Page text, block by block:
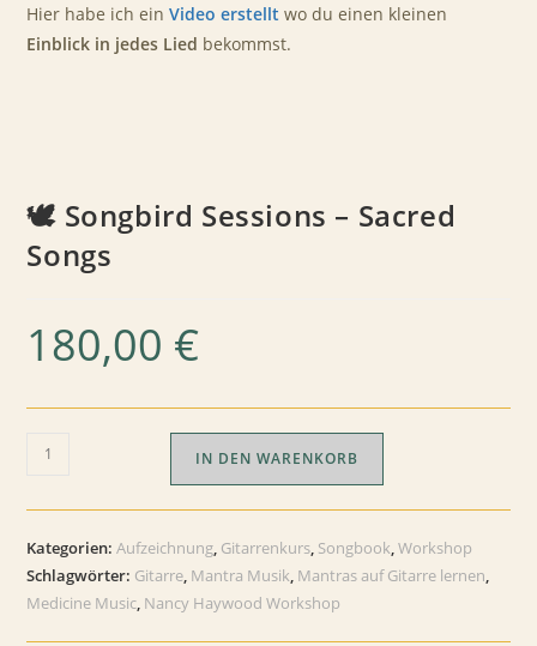
Hier habe ich einVideo erstellt wo du einen kleinen
Einblick in jedes Lied bekommst.
🕊 Songbird Sessions – Sacred
Songs
180,00 €
Sessions
Sacred
Songs
IN DEN WARENKORB
Kategorien:Aufzeichnung, Gitarrenkurs, Songbook,Workshop
Schlagwörter: Gitarre, Mantra Musik, Mantras auf Gitarre lernen,
Medicine Music, Nancy Haywood Workshop